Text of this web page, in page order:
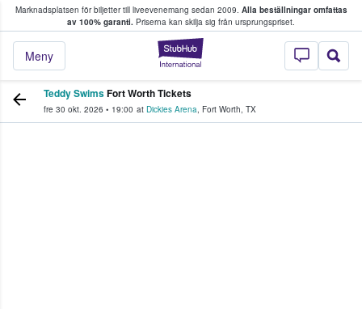
Marknadsplatsen för biljetter till liveevenemang sedan 2009. Alla beställningar omfattas
av 100% garanti. Priserna kan skilja sig från ursprungspriset.
StubHub – där
Meny
köper och säljer biljetter.
Teddy SwimsFort Worth Tickets
fre 30 okt. 2026 • 19:00 at Dickies Arena, Fort Worth, TX